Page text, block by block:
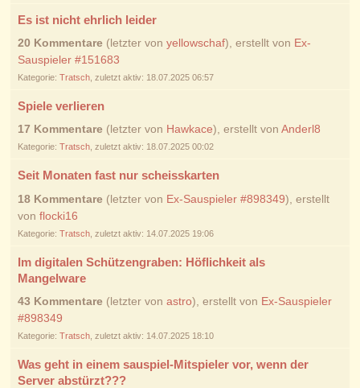
Es ist nicht ehrlich leider
20 Kommentare(letzter von yellowschaf), erstellt von Ex-
Sauspieler #151683
Kategorie: Tratsch, zuletzt aktiv: 18.07.2025 06:57
Spiele verlieren
17 Kommentare(letzter von Hawkace), erstellt von Anderl8
Kategorie: Tratsch, zuletzt aktiv: 18.07.2025 00:02
Seit Monaten fast nur scheisskarten
18 Kommentare(letzter von Ex-Sauspieler #898349), erstellt
von flocki16
Kategorie: Tratsch, zuletzt aktiv: 14.07.2025 19:06
Im digitalen Schützengraben: Höflichkeit als
Mangelware
43 Kommentare(letzter von astro), erstellt von Ex-Sauspieler
#898349
Kategorie: Tratsch, zuletzt aktiv: 14.07.2025 18:10
Was geht in einem sauspiel-Mitspieler vor, wenn der
Server abstürzt???